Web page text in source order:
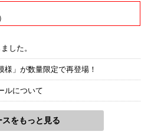
した。
」が数量限定で再登場！
ルについて
スをもっと見る